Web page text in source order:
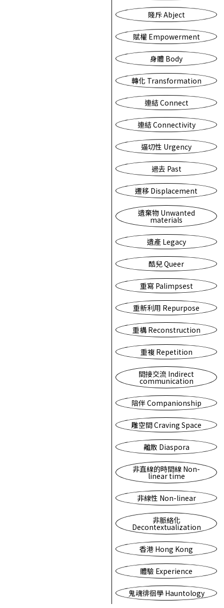
賤斥 Abject
賦權 Empowerment
身體 Body
轉化 Transformation
連結 Connect
連結 Connectivity
逼切性 Urgency
過去 Past
遷移 Displacement
遺棄物 Unwanted
materials
遺產 Legacy
酷兒 Queer
重寫 Palimpsest
重新利用 Repurpose
重構 Reconstruction
重複 Repetition
間接交流 Indirect
communication
陪伴 Companionship
雕空間 Craving Space
離散 Diaspora
非直線的時間線 Non-
linear time
非線性 Non-linear
非脈絡化
Decontextualization
香港 Hong Kong
體驗 Experience
鬼魂徘徊學 Hauntology